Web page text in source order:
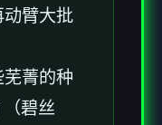
臂大批
菁的种
碧丝